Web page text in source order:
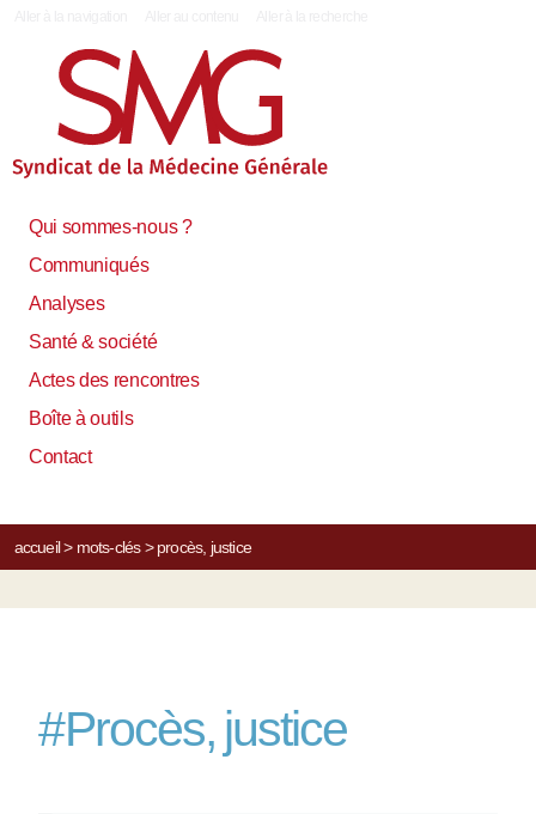
Qui sommes-nous ?
Communiqués
Analyses
Santé & société
Actes des rencontres
Boîte à outils
Contact
accueil> mots-clés> procès, justice
#Procès, justice